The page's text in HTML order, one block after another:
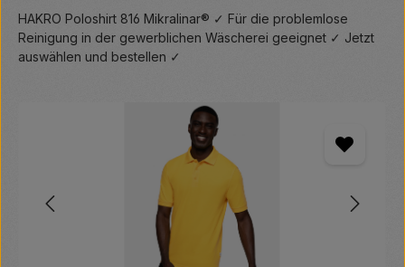
HAKRO Poloshirt 816 Mikralinar® ✓ Für die problemlose
Reinigung in der gewerblichen Wäscherei geeignet ✓ Jetzt
auswählen und bestellen ✓